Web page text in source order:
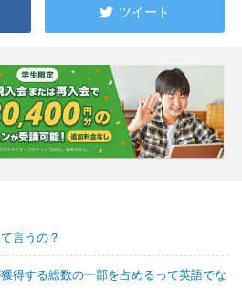
ツイート
言うの？
得する総数の一部を占めるって英語でな